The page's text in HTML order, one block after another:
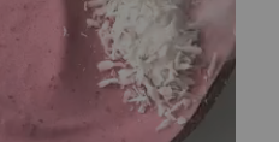
принцессу
себя «запасной»